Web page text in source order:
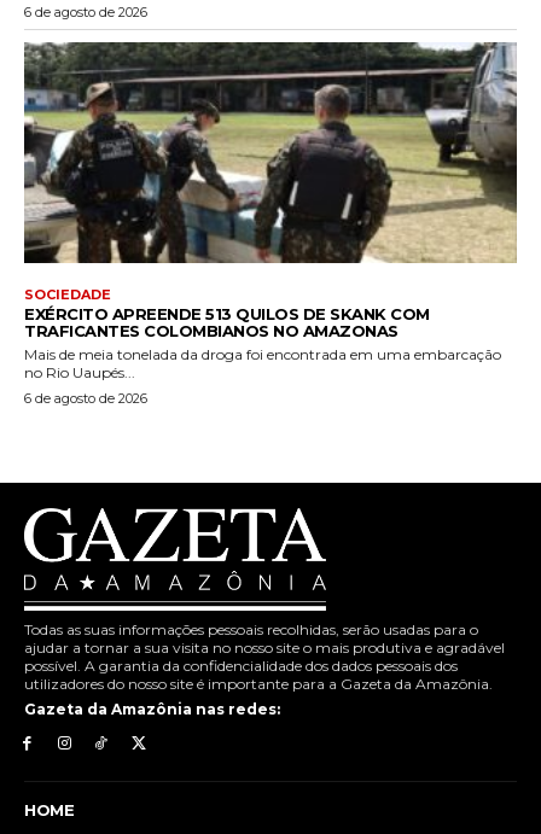
6 de agosto de 2026
SOCIEDADE
EXÉRCITO APREENDE 513 QUILOS DE SKANK COM
TRAFICANTES COLOMBIANOS NO AMAZONAS
Mais de meia tonelada da droga foi encontrada em uma embarcação
no Rio Uaupés...
6 de agosto de 2026
Todas as suas informações pessoais recolhidas, serão usadas para o
ajudar a tornar a sua visita no nosso site o mais produtiva e agradável
possível. A garantia da confidencialidade dos dados pessoais dos
utilizadores do nosso site é importante para a Gazeta da Amazônia.
Gazeta da Amazônia nas redes:
HOME